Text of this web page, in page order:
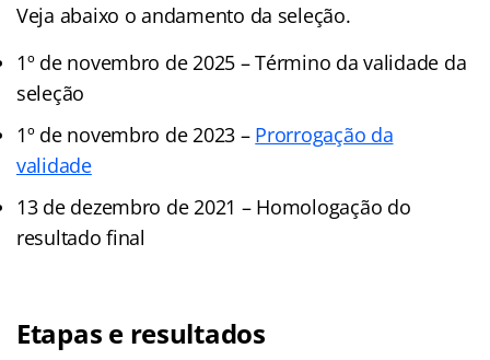
Veja abaixo o andamento da seleção.
1º de novembro de 2025 – Término da validade da
seleção
1º de novembro de 2023 – Prorrogação da
validade
13 de dezembro de 2021 – Homologação do
resultado final
Etapas e resultados